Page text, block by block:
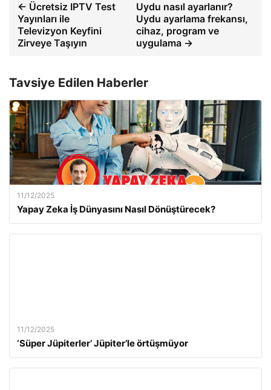
← Ücretsiz IPTV Test
Yayınları ile
Televizyon Keyfini
Zirveye Taşıyın
Uydu nasıl ayarlanır?
Uydu ayarlama frekansı,
cihaz, program ve
uygulama →
Tavsiye Edilen Haberler
11/12/2025
Yapay Zeka İş Dünyasını Nasıl Dönüştürecek?
11/12/2025
‘Süper Jüpiterler’ Jüpiter’le örtüşmüyor